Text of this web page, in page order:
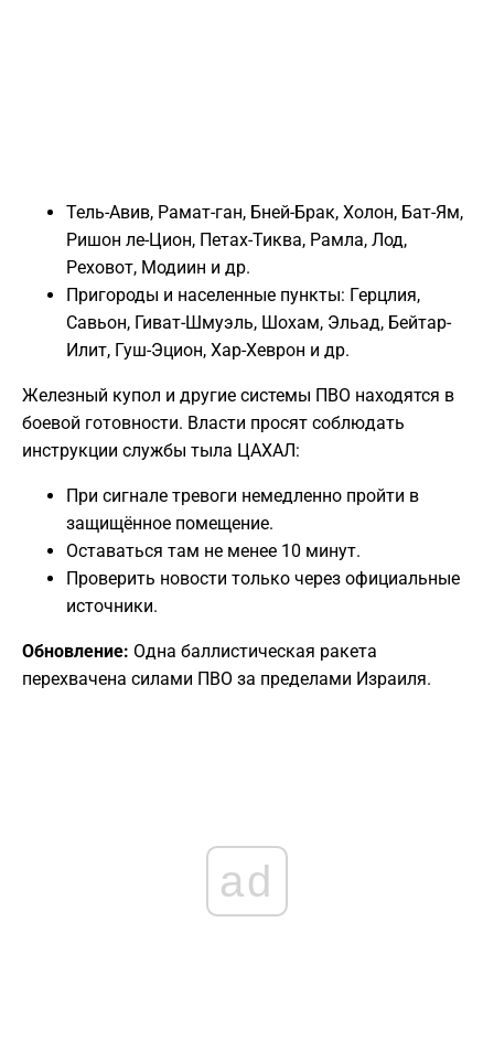
Тель-Авив, Рамат-ган, Бней-Брак, Холон, Бат-Ям,
Ришон ле-Цион, Петах-Тиква, Рамла, Лод,
Реховот, Модиин и др.
Пригороды и населенные пункты: Герцлия,
Савьон, Гиват-Шмуэль, Шохам, Эльад, Бейтар-
Илит, Гуш-Эцион, Хар-Хеврон и др.
Железный купол и другие системы ПВО находятся в
боевой готовности. Власти просят соблюдать
инструкции службы тыла ЦАХАЛ:
При сигнале тревоги немедленно пройти в
защищённое помещение.
Оставаться там не менее 10 минут.
Проверить новости только через официальные
источники.
Обновление: Одна баллистическая ракета
перехвачена силами ПВО за пределами Израиля.
ad